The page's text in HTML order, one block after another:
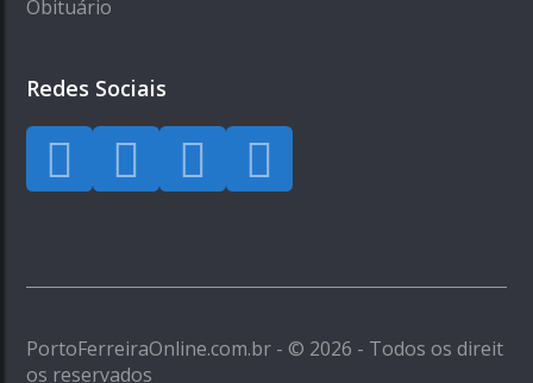
Obituário
Redes Sociais
PortoFerreiraOnline.com.br - © 2026 - Todos os direit
os reservados